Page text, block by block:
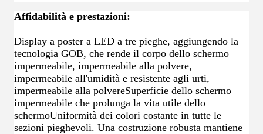
Affidabilità e prestazioni:
Display a poster a LED a tre pieghe, aggiungendo la
tecnologia GOB, che rende il corpo dello schermo
impermeabile, impermeabile alla polvere,
impermeabile all'umidità e resistente agli urti,
impermeabile alla polvereSuperficie dello schermo
impermeabile che prolunga la vita utile dello
schermoUniformità dei colori costante in tutte le
sezioni pieghevoli. Una costruzione robusta mantiene